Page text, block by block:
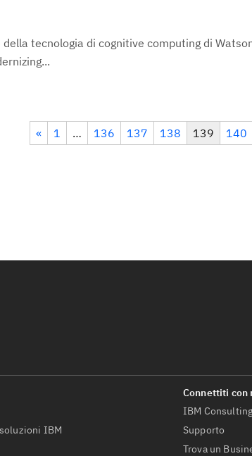
tecnologia di cognitive computing di
« 1 … 136 137 138 139 140
IBM
IBM Consulting
Supporto
Trova un